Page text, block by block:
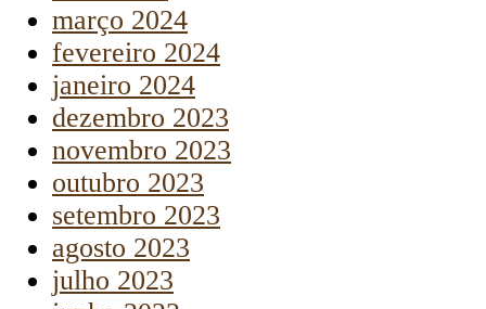
março 2024
fevereiro 2024
janeiro 2024
dezembro 2023
novembro 2023
outubro 2023
setembro 2023
agosto 2023
julho 2023